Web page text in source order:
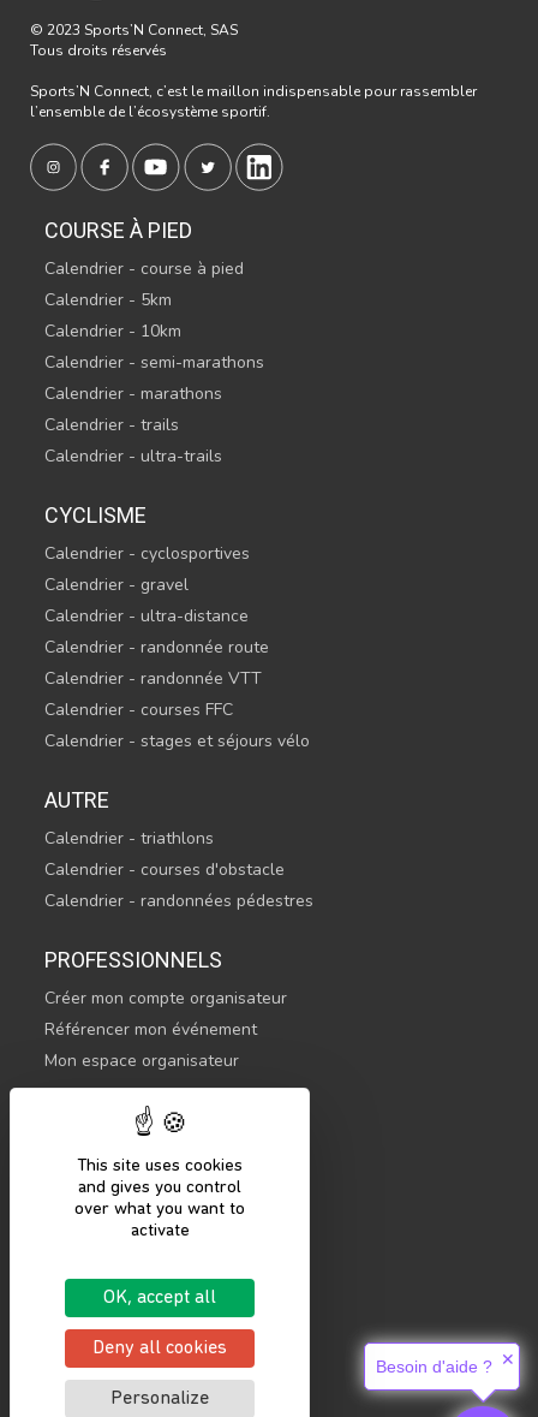
This site uses cookies
and gives you control
over what you want to
activate
OK, accept all
Deny all cookies
Personalize
© 2023 Sports’N Connect, SAS
Tous droits réservés
Sports’N Connect, c’est le maillon indispensable pour rassembler
l’ensemble de l’écosystème sportif.
COURSE À PIED
Calendrier - course à pied
Calendrier - 5km
Calendrier - 10km
Calendrier - semi-marathons
Calendrier - marathons
Calendrier - trails
Calendrier - ultra-trails
CYCLISME
Calendrier - cyclosportives
Calendrier - gravel
Calendrier - ultra-distance
Calendrier - randonnée route
Calendrier - randonnée VTT
Calendrier - courses FFC
Calendrier - stages et séjours vélo
AUTRE
Calendrier - triathlons
Calendrier - courses d'obstacle
Calendrier - randonnées pédestres
PROFESSIONNELS
Créer mon compte organisateur
Référencer mon événement
Mon espace organisateur
CONTACTEZ-NOUS
COMMENCER
Se connecter
Mentions légales
Politique de confidentialité
Besoin d'aide ? ✕